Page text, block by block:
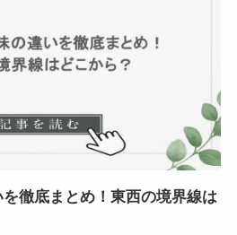
を徹底まとめ！東西の境界線は